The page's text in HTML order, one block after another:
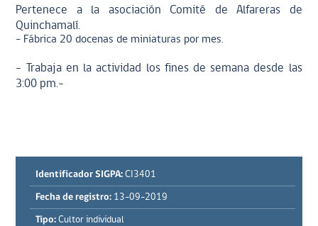
Pertenece a la asociación Comité de Alfareras de
Quinchamalí.
- Fábrica 20 docenas de miniaturas por mes.
- Trabaja en la actividad los fines de semana desde las
3:00 pm.-
Identificador SIGPA: CI3401
Fecha de registro: 13-09-2019
Tipo: Cultor individual